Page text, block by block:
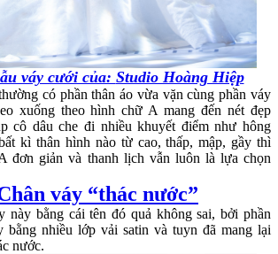
váy cưới của: Studio Hoàng Hiệp
có phần thân áo vừa vặn cùng phần váy
xuống theo hình chữ A mang đến nét đẹp
cô dâu che đi nhiều khuyết điểm như hông
kì thân hình nào từ cao, thấp, mập, gầy thì
đơn giản và thanh lịch vẫn luôn là lựa chọn
váy “thác nước”
này bằng cái tên đó quả không sai, bởi phần
bằng nhiều lớp vải satin và tuyn đã mang lại
nước.